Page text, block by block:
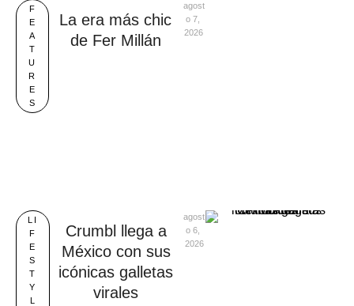
F
E
A
T
U
R
E
S
La era más chic
de Fer Millán
agost
o 7,
2026
LI
F
E
S
T
Y
L
Crumbl llega a
México con sus
icónicas galletas
virales
agost
o 6,
2026